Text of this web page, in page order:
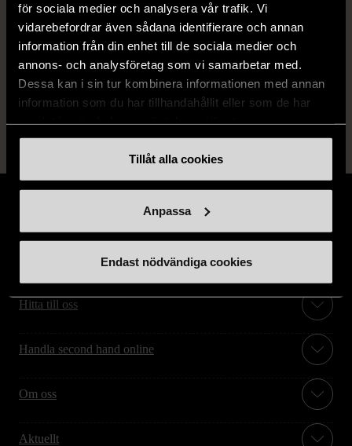
för sociala medier och analysera vår trafik. Vi
vidarebefordrar även sådana identifierare och annan
information från din enhet till de sociala medier och
annons- och analysföretag som vi samarbetar med.
Dessa kan i sin tur kombinera informationen med annan
information som du har tillhandahållit eller som de har
Tillåt alla cookies
Anpassa
Endast nödvändiga cookies
Produkten är sparsamt använd, är av fin
kvalitet och ska inte ha några skador eller
förslitningar.
Läs mer om hur vi bedömer
Hitta till oss
Handla second hand online
Om oss
Aktuellt